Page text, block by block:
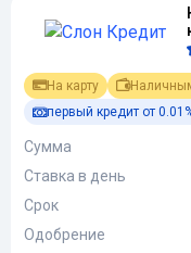
На карту
первый кредит от
Сумма
Ставка в день
Срок
Одобрение